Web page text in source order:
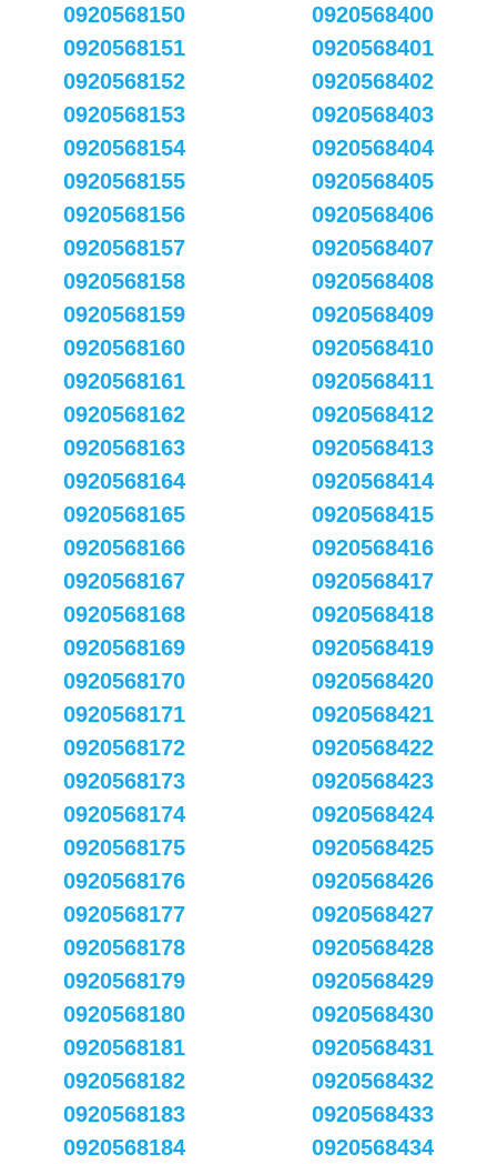
0920568150
0920568151
0920568152
0920568153
0920568154
0920568155
0920568156
0920568157
0920568158
0920568159
0920568160
0920568161
0920568162
0920568163
0920568164
0920568165
0920568166
0920568167
0920568168
0920568169
0920568170
0920568171
0920568172
0920568173
0920568174
0920568175
0920568176
0920568177
0920568178
0920568179
0920568180
0920568181
0920568182
0920568183
0920568184
0920568400
0920568401
0920568402
0920568403
0920568404
0920568405
0920568406
0920568407
0920568408
0920568409
0920568410
0920568411
0920568412
0920568413
0920568414
0920568415
0920568416
0920568417
0920568418
0920568419
0920568420
0920568421
0920568422
0920568423
0920568424
0920568425
0920568426
0920568427
0920568428
0920568429
0920568430
0920568431
0920568432
0920568433
0920568434